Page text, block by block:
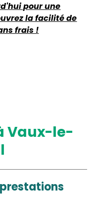
pour une
la facilité de
frais !
prestations